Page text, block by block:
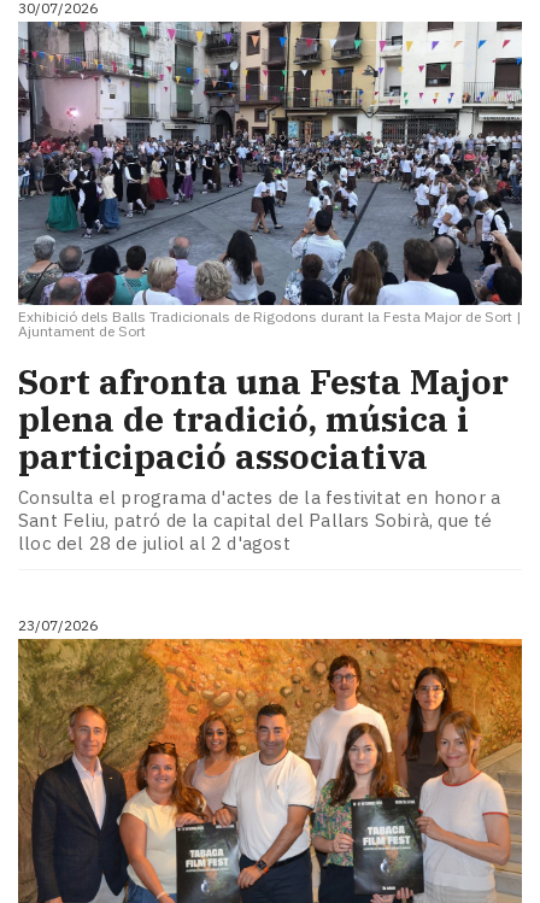
i
turisme
Cultura
Esports
Mai
tant!
TV
mitjans
El
temps
Reportatges
Enquestes
A
escena!
Dis
la
teva!
Subscriptors
del
Pallars
Contingut
patrocinat
Lo
més
llegit...
Editorial
30/07/2026
Exhibició dels Balls Tradicionals de Rigodons durant la Festa Major de Sort |
Ajuntament de Sort
Sort afronta una Festa Major
plena de tradició, música i
participació associativa
Consulta el programa d'actes de la festivitat en honor a
Sant Feliu, patró de la capital del Pallars Sobirà, que té
lloc del 28 de juliol al 2 d'agost
23/07/2026